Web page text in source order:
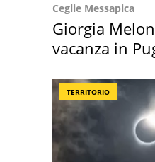
Ceglie Messapica
Giorgia
vacanza in
TERRITORIO